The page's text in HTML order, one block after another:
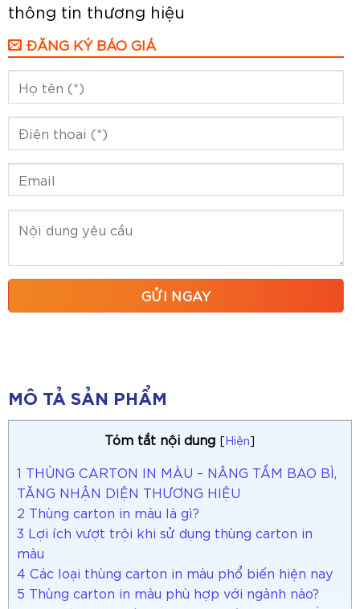
thông tin thương hiệu
ĐĂNG KÝ BÁO GIÁ
MÔ TẢ SẢN PHẨM
Tóm tắt nội dung [Hiện]
1 THÙNG CARTON IN MÀU – NÂNG TẦM BAO BÌ,
TĂNG NHẬN DIỆN THƯƠNG HIỆU
2 Thùng carton in màu là gì?
3 Lợi ích vượt trội khi sử dụng thùng carton in
màu
4 Các loại thùng carton in màu phổ biến hiện nay
5 Thùng carton in màu phù hợp với ngành nào?